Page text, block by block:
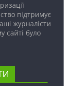
підтримує
журналісти
сайті було